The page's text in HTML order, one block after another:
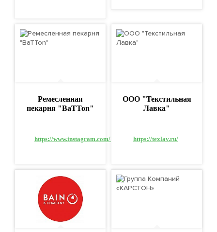
Ремесленная
пекарня "BaTTon"
https://www.instagram.com/_batton_tmb/
ООО "Текстильная
Лавка"
https://texlav.ru/